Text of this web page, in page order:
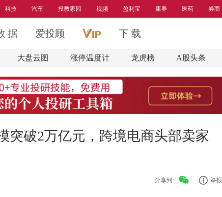
科技 汽车 投教家园 视频 盈利宝 康养 医药 券商
据 爱投顾 下 载
大盘云图 涨停温度计 龙虎榜 A股头条
突破2万亿元，跨境电商头部卖家
分享到: 举报